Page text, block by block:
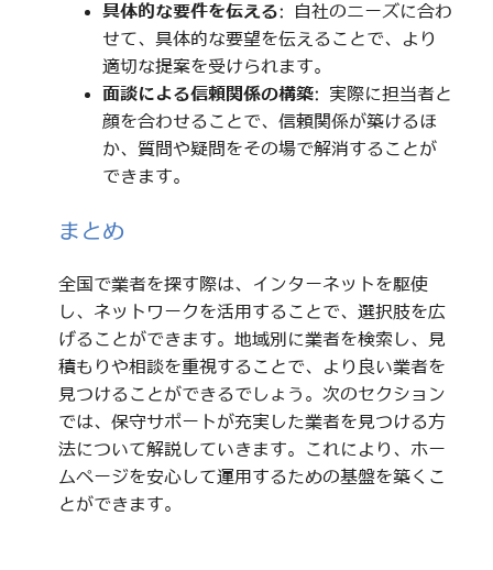
具体的な要件を伝える: 自社のニーズに合わ
せて、具体的な要望を伝えることで、より
適切な提案を受けられます。
面談による信頼関係の構築: 実際に担当者と
顔を合わせることで、信頼関係が築けるほ
か、質問や疑問をその場で解消することが
できます。
まとめ
全国で業者を探す際は、インターネットを駆使
し、ネットワークを活用することで、選択肢を広
げることができます。地域別に業者を検索し、見
積もりや相談を重視することで、より良い業者を
見つけることができるでしょう。次のセクション
では、保守サポートが充実した業者を見つける方
法について解説していきます。これにより、ホー
ムページを安心して運用するための基盤を築くこ
とができます。